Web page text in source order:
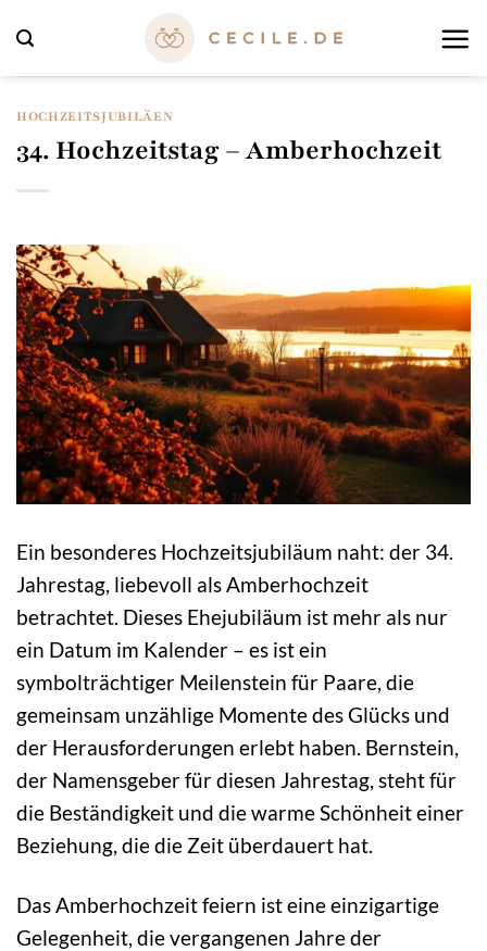
Inhalt
springen
HOCHZEITSJUBILÄEN
34. Hochzeitstag – Amberhochzeit
Ein besonderes Hochzeitsjubiläum naht: der 34.
Jahrestag, liebevoll als Amberhochzeit
betrachtet. Dieses Ehejubiläum ist mehr als nur
ein Datum im Kalender – es ist ein
symbolträchtiger Meilenstein für Paare, die
gemeinsam unzählige Momente des Glücks und
der Herausforderungen erlebt haben. Bernstein,
der Namensgeber für diesen Jahrestag, steht für
die Beständigkeit und die warme Schönheit einer
Beziehung, die die Zeit überdauert hat.
Das Amberhochzeit feiern ist eine einzigartige
Gelegenheit, die vergangenen Jahre der